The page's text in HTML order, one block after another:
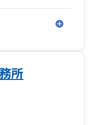
所